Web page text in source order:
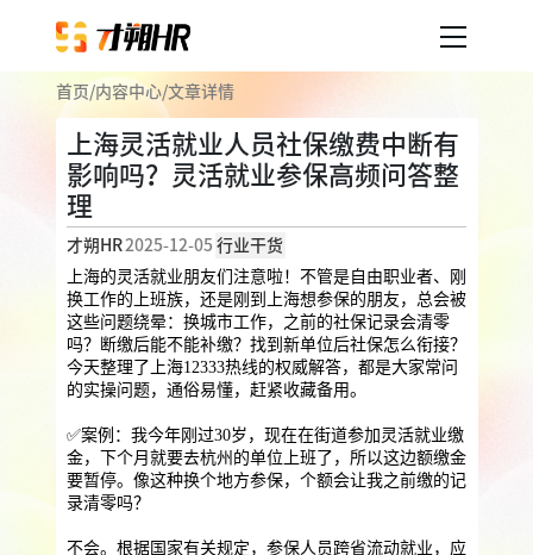
企业人事外包
企业社保 薪税服务 劳务派遣
用工外包
业务外包 岗位外包 灵活用工
员工福利
福利采购
法务咨询
提供一站式员工法务咨询
服务案例
内容中心
关于才朔
联系我们
首页/内容中心/文章详情
上海灵活就业人员社保缴费中断有
影响吗？灵活就业参保高频问答整
理
才朔HR2025-12-05 行业干货
上海的灵活就业朋友们注意啦！不管是自由职业者、刚
换工作的上班族，还是刚到上海想参保的朋友，总会被
这些问题绕晕：换城市工作，之前的社保记录会清零
吗？断缴后能不能补缴？找到新单位后社保怎么衔接？
今天整理了上海12333热线的权威解答，都是大家常问
的实操问题，通俗易懂，赶紧收藏备用。
✅案例：我今年刚过30岁，现在在街道参加灵活就业缴
金，下个月就要去杭州的单位上班了，所以这边额缴金
要暂停。像这种换个地方参保，个额会让我之前缴的记
录清零吗？
不会。根据国家有关规定，参保人员跨省流动就业，应